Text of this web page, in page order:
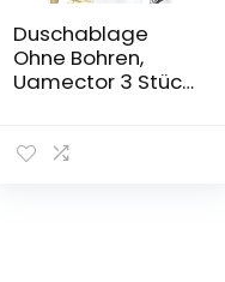
Duschablage
Ohne Bohren,
Uamector 3 Stück
Edelstahl Schwarz